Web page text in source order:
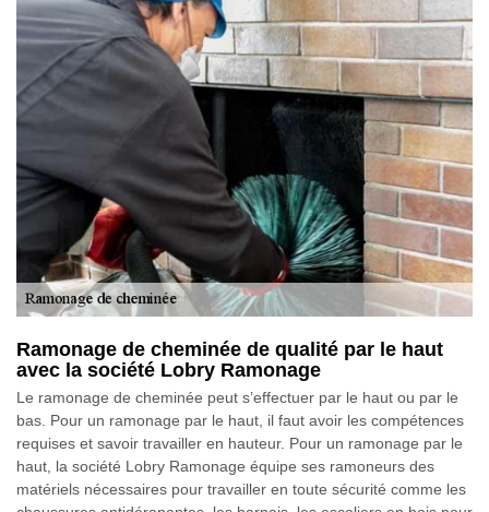
Ramonage de cheminée de qualité par le haut
avec la société Lobry Ramonage
Le ramonage de cheminée peut s’effectuer par le haut ou par le
bas. Pour un ramonage par le haut, il faut avoir les compétences
requises et savoir travailler en hauteur. Pour un ramonage par le
haut, la société Lobry Ramonage équipe ses ramoneurs des
matériels nécessaires pour travailler en toute sécurité comme les